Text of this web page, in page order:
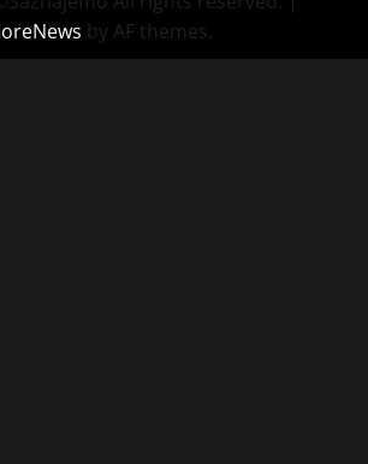
by AF themes.